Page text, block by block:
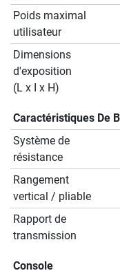
Poids maximal
utilisateur
Dimensions
d'exposition
(L x I x H)
Caractéristiques De
Système de
résistance
Rangement
vertical / pliable
Rapport de
transmission
Console